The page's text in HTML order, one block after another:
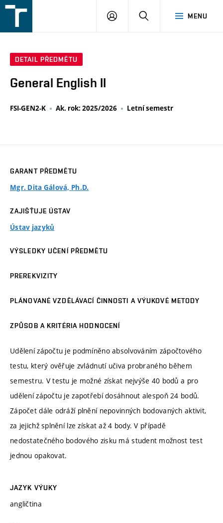
v
MENU
PŘIHLÁŠENÍ
DETAIL PŘEDMĚTU
General English II
FSI-GEN2-K Ak. rok: 2025/2026 Letní semestr
GARANT PŘEDMĚTU
Mgr. Dita Gálová, Ph.D.
ZAJIŠŤUJE ÚSTAV
Ústav jazyků
VÝSLEDKY UČENÍ PŘEDMĚTU
PREREKVIZITY
PLÁNOVANÉ VZDĚLÁVACÍ ČINNOSTI A VÝUKOVÉ METODY
ZPŮSOB A KRITÉRIA HODNOCENÍ
Udělení zápočtu je podmíněno absolvováním zápočtového
testu, který ověřuje zvládnutí učiva probraného během
semestru. V testu je možné získat nejvýše 40 bodů a pro
udělení zápočtu je zapotřebí dosáhnout alespoň 24 bodů.
Zápočet dále odráží plnění nepovinných bodovaných aktivit,
za jejichž splnění lze získat až 4 body. V případě
nedostatečného bodového zisku má student možnost test
jednou opakovat.
JAZYK VÝUKY
angličtina